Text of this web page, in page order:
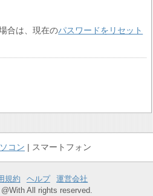
合は、現在のパスワードをリセット
コン スマートフォン
規約 ヘルプ
運営会社
All rights reserved.